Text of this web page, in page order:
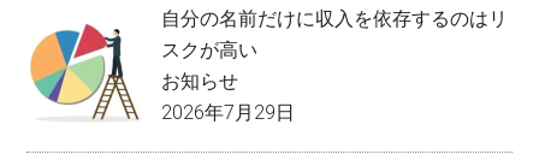
自分の名前だけに収入を依存するのはリ
スクが高い
お知らせ
2026年7月29日